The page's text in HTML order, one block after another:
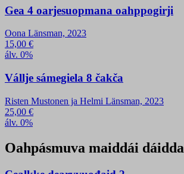
Gea 4 oarjesuopmana oahppogirji
Oona Länsman, 2023
15,00 €
álv. 0%
Vállje sámegiela 8 čakča
Risten Mustonen ja Helmi Länsman, 2023
25,00 €
álv. 0%
Oahpásmuva maiddái dáidda